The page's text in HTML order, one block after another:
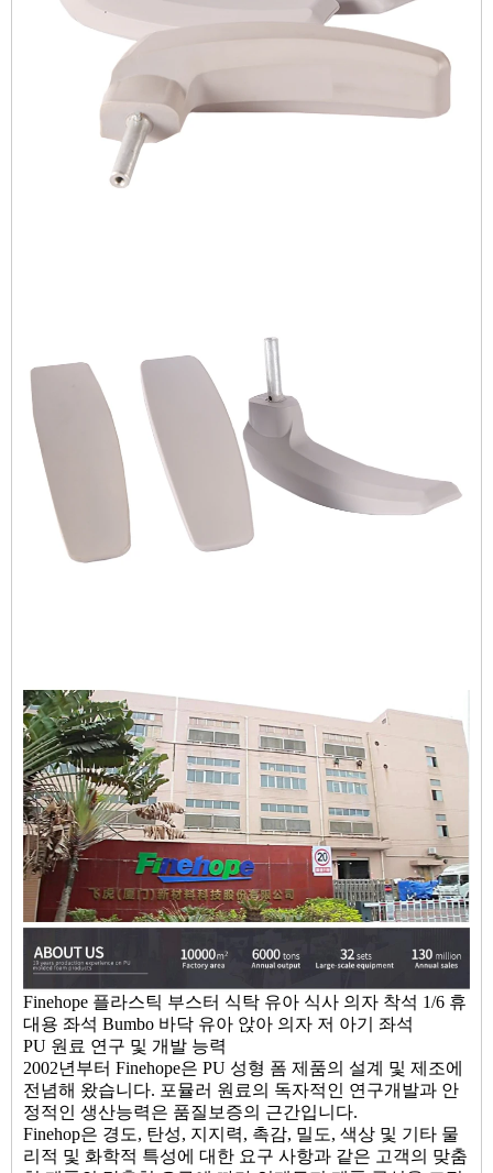
Finehope 플라스틱 부스터 식탁 유아 식사 의자 착석 1/6 휴
대용 좌석 Bumbo 바닥 유아 앉아 의자 저 아기 좌석
PU 원료 연구 및 개발 능력
2002년부터 Finehope은 PU 성형 폼 제품의 설계 및 제조에
전념해 왔습니다. 포뮬러 원료의 독자적인 연구개발과 안
정적인 생산능력은 품질보증의 근간입니다.
Finehop은 경도, 탄성, 지지력, 촉감, 밀도, 색상 및 기타 물
리적 및 화학적 특성에 대한 요구 사항과 같은 고객의 맞춤